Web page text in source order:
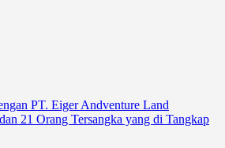
PT. Eiger Andventure Land
21 Orang Tersangka yang di Tangkap